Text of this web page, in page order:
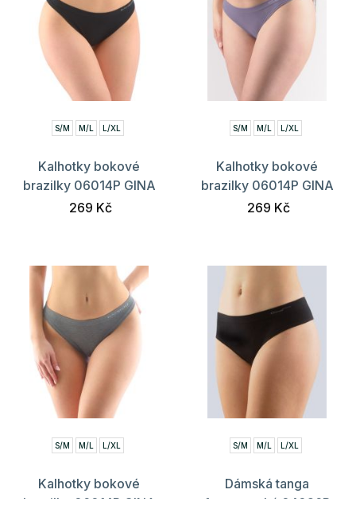
S/M M/L L/XL
Kalhotky bokové
brazilky 06014P GINA
269 Kč
S/M M/L L/XL
Kalhotky bokové
brazilky 06014P GINA
269 Kč
S/M M/L L/XL
Kalhotky bokové
brazilky 06014P GINA
S/M M/L L/XL
Dámská tanga
francouzská 04026P